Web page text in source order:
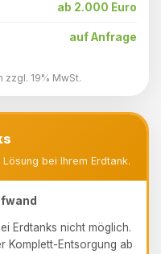
ab 2.000 Euro
auf Anfrage
19% MwSt.
bei Ihrem Erdtank.
Erdtanks nicht möglich.
Komplett-Entsorgung ab